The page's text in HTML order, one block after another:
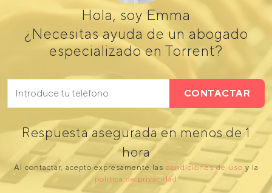
Hola, soy Emma
¿Necesitas ayuda de un abogado
especializado en Torrent?
CONTACTAR
Respuesta asegurada en menos de 1
hora
Al contactar, acepto expresamente las condiciones de uso y la
política de privacidad